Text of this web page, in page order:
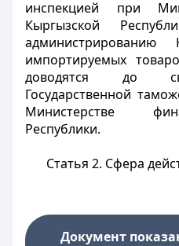
инспекцией при
Кыргызской
импортируемых
доводятся до
Государственной
Министерстве
Республики.
Статья 2. Сфера
Документ